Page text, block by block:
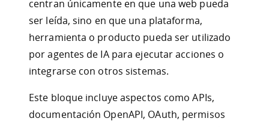
centran únicamente en que una web pueda
ser leída, sino en que una plataforma,
herramienta o producto pueda ser utilizado
por agentes de IA para ejecutar acciones o
integrarse con otros sistemas.
Este bloque incluye aspectos como APIs,
documentación OpenAPI, OAuth, permisos